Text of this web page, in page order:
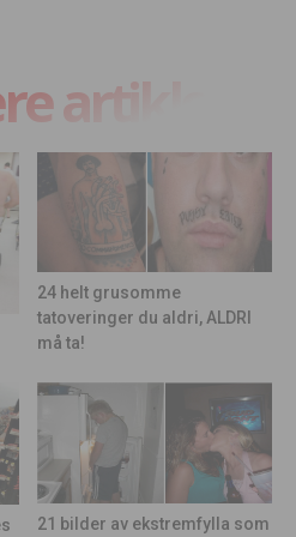
artikler
24 helt grusomme
tatoveringer du aldri, ALDRI
må ta!
21 bilder av ekstremfylla som